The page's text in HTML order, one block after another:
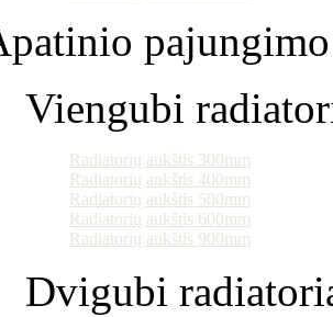
Viengubi
Radiatorių aukštis 300mm
Radiatorių aukštis 400mm
Radiatorių aukštis 500mm
Radiatorių aukštis 600mm
Radiatorių aukštis 900mm
Dvigubi